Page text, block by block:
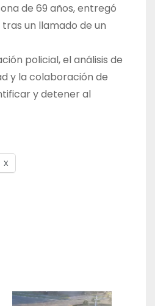
de 69 años, entregó
un llamado de un
policial, el análisis de
y la colaboración de
y detener al
X